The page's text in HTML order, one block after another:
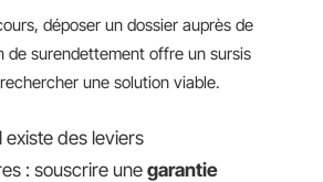
déposer un dossier auprès de
de surendettement offre un sursis
une solution viable.
existe des leviers
: souscrire unegarantie